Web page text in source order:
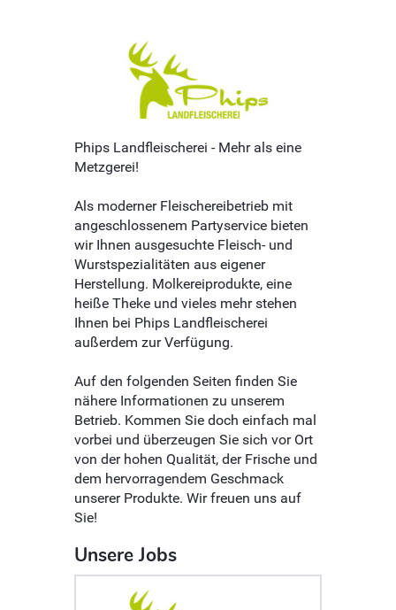
Phips Landfleischerei - Mehr als eine
Metzgerei!
Als moderner Fleischereibetrieb mit
angeschlossenem Partyservice bieten
wir Ihnen ausgesuchte Fleisch- und
Wurstspezialitäten aus eigener
Herstellung. Molkereiprodukte, eine
heiße Theke und vieles mehr stehen
Ihnen bei Phips Landfleischerei
außerdem zur Verfügung.
Auf den folgenden Seiten finden Sie
nähere Informationen zu unserem
Betrieb. Kommen Sie doch einfach mal
vorbei und überzeugen Sie sich vor Ort
von der hohen Qualität, der Frische und
dem hervorragendem Geschmack
unserer Produkte. Wir freuen uns auf
Sie!
Unsere Jobs